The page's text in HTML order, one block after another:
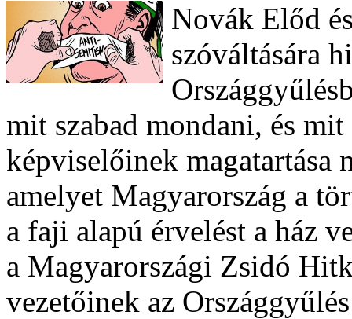
Novák Előd
szóváltására
mit szabad mondani, és mit
képviselőinek magatartása
amelyet Magyarország a
a faji alapú érvelést a ház
a Magyarországi Zsidó
vezetőinek az